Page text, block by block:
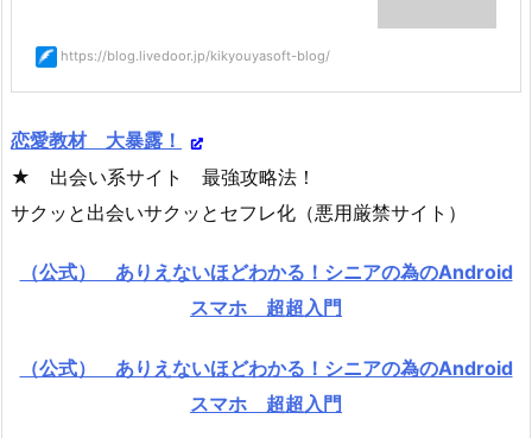
https://blog.livedoor.jp/kikyouyasoft-blog/
恋愛教材 大暴露！
★ 出会い系サイト 最強攻略法！
サクッと出会いサクッとセフレ化（悪用厳禁サイト）
（公式） ありえないほどわかる！シニアの為のAndroid
スマホ 超超入門
（公式） ありえないほどわかる！シニアの為のAndroid
スマホ 超超入門